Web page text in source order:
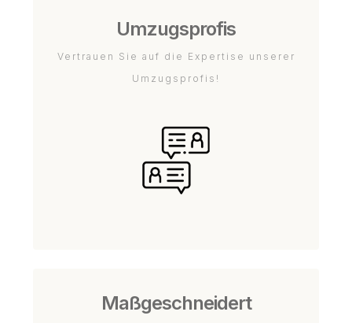
Umzugsprofis
Vertrauen Sie auf die Expertise unserer
Umzugsprofis!
Maßgeschneidert